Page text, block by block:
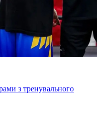
з тренувального